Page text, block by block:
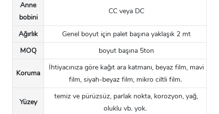
Anne
bobini
CC veya DC
Ağırlık
Genel boyut için palet başına yaklaşık 2 mt
MOQ
boyut başına 5ton
Koruma
İhtiyacınıza göre kağıt ara katmanı, beyaz film, mavi
film, siyah-beyaz film, mikro ciltli film.
Yüzey
temiz ve pürüzsüz, parlak nokta, korozyon, yağ,
oluklu vb. yok.